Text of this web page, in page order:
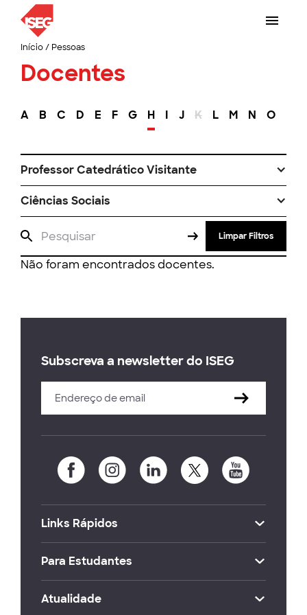
Início/ Pessoas
Docentes
A B C D E F G H I J K L M N O
Professor Catedrático Visitante
Ciências Sociais
Limpar Filtros
Não foram encontrados docentes.
Subscreva a newsletter do ISEG
Links Rápidos
Para Estudantes
Atualidade